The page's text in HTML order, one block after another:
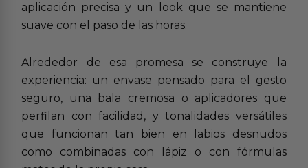
aplicación precisa y un look que se mantiene
suave con el paso de las horas.
Alrededor de esa promesa se construye la
experiencia: un envase pensado para el gesto
seguro, una bala cremosa o aplicadores que
perfilan con facilidad, y tonalidades versátiles
que funcionan tan bien en labios desnudos
como combinadas con lápiz o con fórmulas